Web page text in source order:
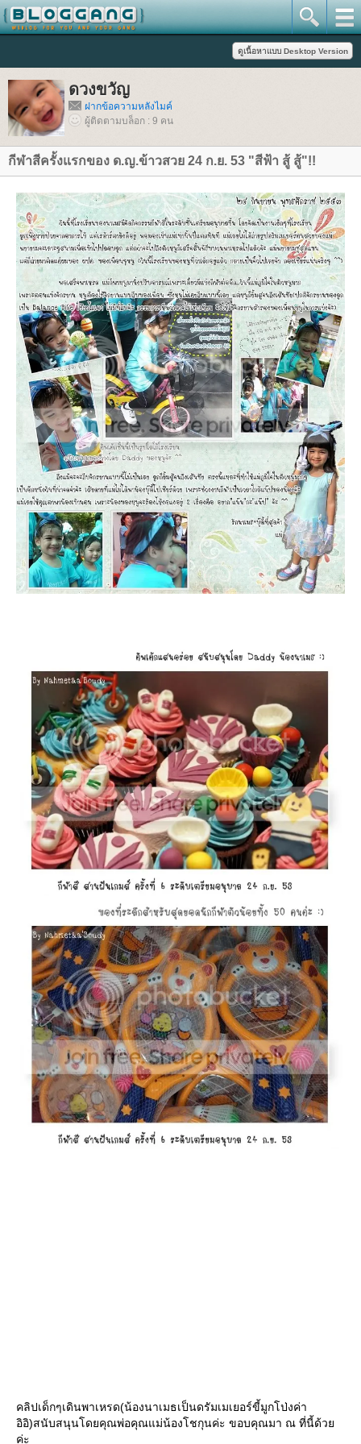
ดวงขวัญ
ฝากข้อความหลังไมค์
ผู้ติดตามบล็อก : 9 คน
กีฬาสีครั้งแรกของ ด.ญ.ข้าวสวย 24 ก.ย. 53 "สีฟ้า สู้ สู้"!!
คลิปเด็กๆเดินพาเหรด(น้องนาเมธเป็นดรัมเมเยอร์ขี้มูกโป่งค่า
อิอิ)สนับสนุนโดยคุณพ่อคุณแม่น้องโชกุนค่ะ ขอบคุณมา ณ ที่นี้ด้ว
ค่ะ